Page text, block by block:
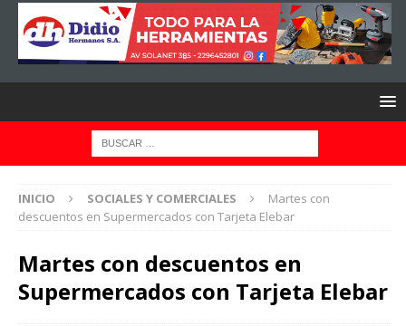
INICIO SOCIALES Y COMERCIALES
Martes con
descuentos en Supermercados con Tarjeta Elebar
Martes con descuentos en
Supermercados con Tarjeta Elebar